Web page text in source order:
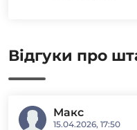
Відгуки про
Макс
15.04.2026, 17:50